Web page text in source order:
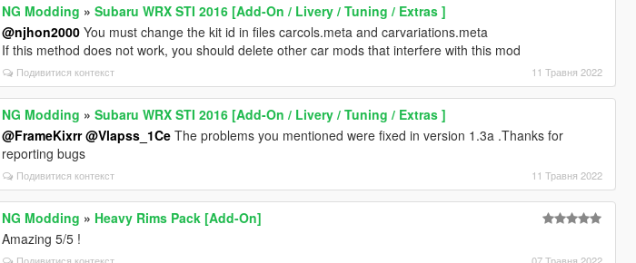
NG Modding »Subaru WRX STI 2016 [Add-On / Livery / Tuning / Extras ]
@njhon2000 You must change the kit id in files carcols.meta and carvariations.meta
If this method does not work, you should delete other car mods that interfere with this mod
Подивитися контекст 11 Травня 2022
NG Modding »Subaru WRX STI 2016 [Add-On / Livery / Tuning / Extras ]
@FrameKixrr @Vlapss_1Ce The problems you mentioned were fixed in version 1.3a .Thanks for
reporting bugs
Подивитися контекст 11 Травня 2022
NG Modding » Heavy Rims Pack [Add-On]
Amazing 5/5 !
Подивитися контекст 07 Травня 2022